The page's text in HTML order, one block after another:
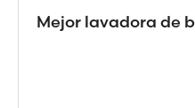
Mejor lavadora de